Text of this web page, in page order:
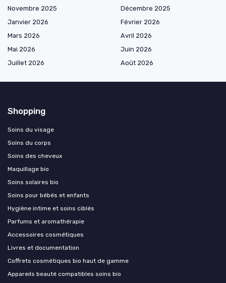
Novembre 2025
Décembre 2025
Janvier 2026
Février 2026
Mars 2026
Avril 2026
Mai 2026
Juin 2026
Juillet 2026
Août 2026
Shopping
Soins du visage
Soins du corps
Soins des cheveux
Maquillage bio
Soins solaires bio
Soins pour bébés et enfants
Hygiène intime et soins ciblés
Parfums et aromathérapie
Accessoires cosmétiques
Livres et documentation
Coffrets cosmétiques bio haut de gamme
Appareils beauté compatibles soins bio